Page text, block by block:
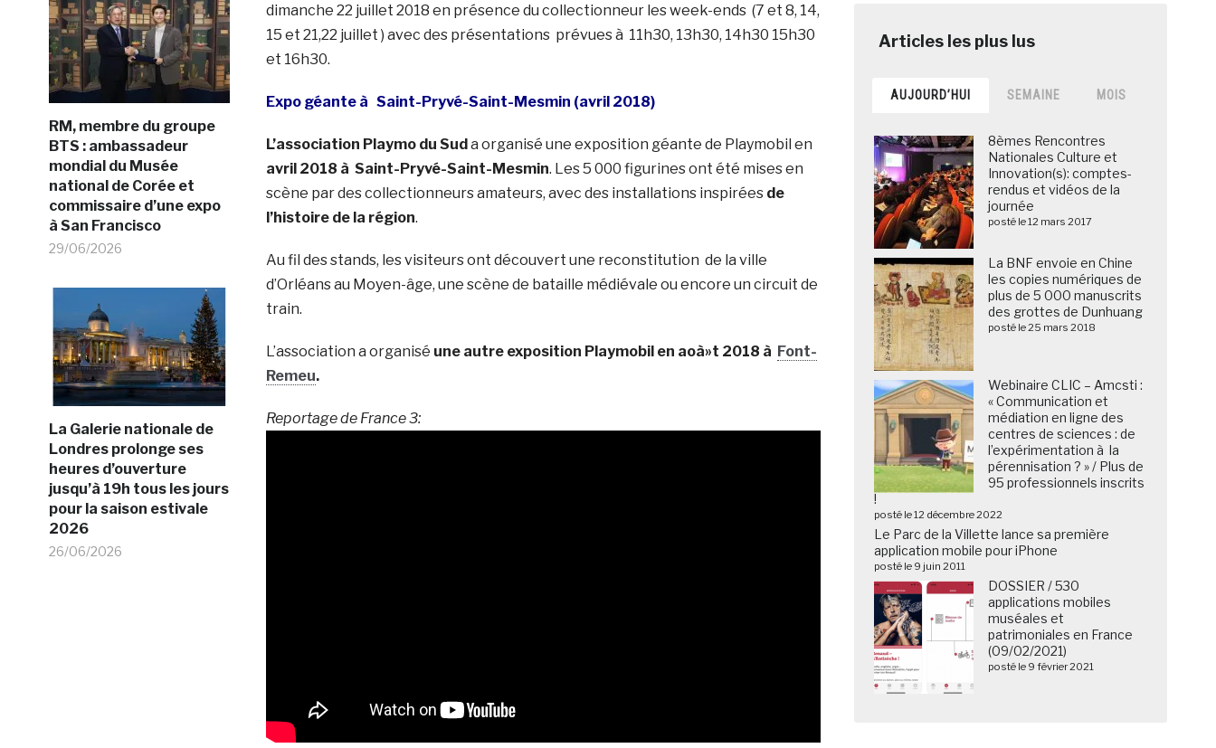
RM, membre du groupe
BTS : ambassadeur
mondial du Musée
national de Corée et
commissaire d’une expo
à San Francisco
29/06/2026
La Galerie nationale de
Londres prolonge ses
heures d’ouverture
jusqu’à 19h tous les jours
pour la saison estivale
2026
26/06/2026
dimanche 22 juillet 2018 en présence du collectionneur les week-ends (7 et 8, 14,
15 et 21,22 juillet ) avec des présentations prévues à 11h30, 13h30, 14h30 15h30
et 16h30.
Expo géante à Saint-Pryvé-Saint-Mesmin (avril 2018)
L’association Playmo du Suda organisé une exposition géante de Playmobil en
avril 2018 à Saint-Pryvé-Saint-Mesmin. Les 5 000 figurines ont été mises en
scène par des collectionneurs amateurs, avec des installations inspirées de
l’histoire de la région.
Au fil des stands, les visiteurs ont découvert une reconstitution de la ville
d’Orléans au Moyen-âge, une scène de bataille médiévale ou encore un circuit de
train.
L’association a organisé une autre exposition Playmobil en aoà»t 2018 à Font-
Remeu.
Reportage de France 3:
AUJOURD’HUI SEMAINE MOIS
8èmes Rencontres
Nationales Culture et
Innovation(s): comptes-
rendus et vidéos de la
journée
posté le 12 mars 2017
La BNF envoie en Chine
les copies numériques de
plus de 5 000 manuscrits
des grottes de Dunhuang
posté le 25 mars 2018
Webinaire CLIC – Amcsti :
« Communication et
médiation en ligne des
centres de sciences : de
l’expérimentation à la
pérennisation ? » / Plus de
95 professionnels inscrits
!
posté le 12 décembre 2022
Le Parc de la Villette lance sa première
application mobile pour iPhone
posté le 9 juin 2011
DOSSIER / 530
applications mobiles
muséales et
patrimoniales en France
(09/02/2021)
posté le 9 février 2021